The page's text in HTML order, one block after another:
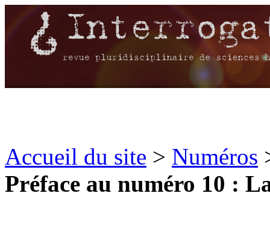
Accueil du site > Numéros
Préface au numéro 10 :